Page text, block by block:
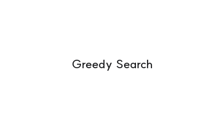
Greedy Search